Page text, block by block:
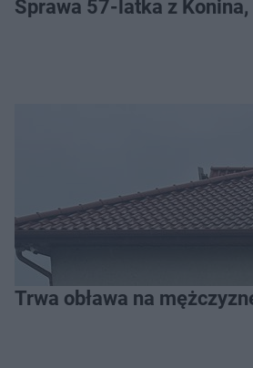
Sprawa 57-latka z
Trwa obława na